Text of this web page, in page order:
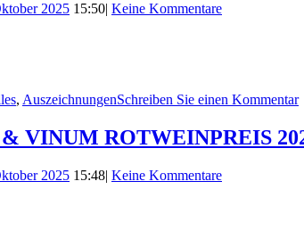
2025 15:50| Keine Kommentare
, AuszeichnungenSchreiben Sie einen Kommentar
VINUM ROTWEINPREIS
2025 15:48| Keine Kommentare